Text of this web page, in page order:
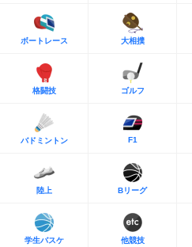
ボートレース 大相撲
格闘技 ゴルフ
バドミントン F1
陸上 Bリーグ
学生バスケ 他競技